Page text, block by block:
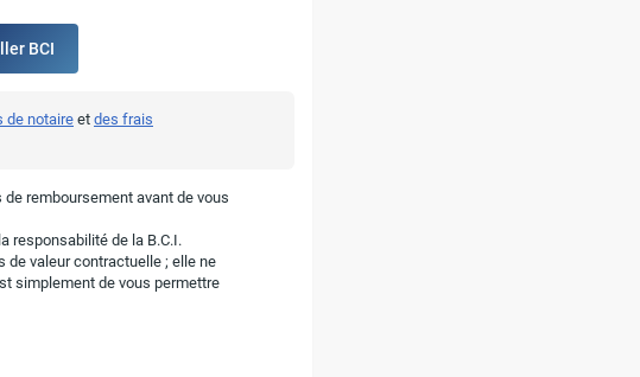
BCI
de notaire et des frais
remboursement avant de vous
responsabilité de la B.C.I.
de valeur contractuelle ; elle ne
simplement de vous permettre